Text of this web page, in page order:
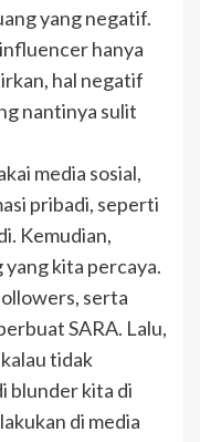
yang negatif.
hanya
hal negatif
nantinya sulit
media sosial,
pribadi, seperti
Kemudian,
kita percaya.
serta
SARA. Lalu,
tidak
blunder kita di
di media